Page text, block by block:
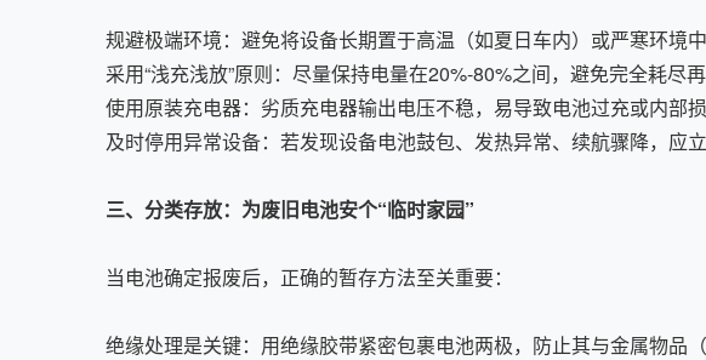
规避极端环境：避免将设备长期置于高温（如夏日车内）或严寒环境
采用“浅充浅放”原则：尽量保持电量在20%-80%之间，避免完全耗尽
使用原装充电器：劣质充电器输出电压不稳，易导致电池过充或内部损
及时停用异常设备：若发现设备电池鼓包、发热异常、续航骤降，应
三、分类存放：为废旧电池安个“临时家园”
当电池确定报废后，正确的暂存方法至关重要：
绝缘处理是关键：用绝缘胶带紧密包裹电池两极，防止其与金属物品